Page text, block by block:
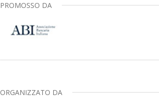
PROMOSSO DA
ORGANIZZATO DA